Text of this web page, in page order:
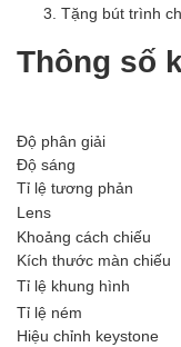
Tặng bút trình
Thông số
Độ phân giải
Độ sáng
Tỉ lệ tương phản
Lens
Khoảng cách chiếu
Kích thước màn chiếu
Tỉ lệ khung hình
Tỉ lệ ném
Hiệu chỉnh keystone